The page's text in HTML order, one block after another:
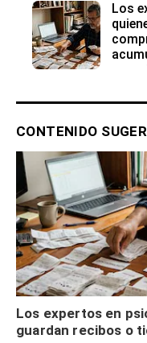
Los
CONTENIDO
Los expertos en
guardan recibos o